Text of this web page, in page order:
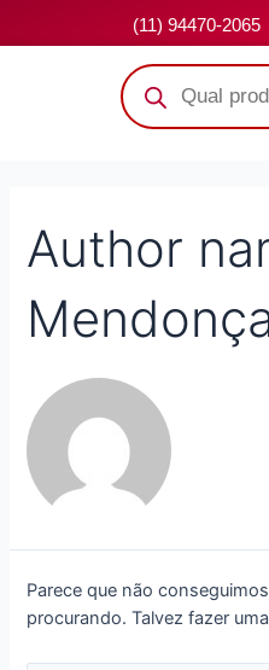
(11) 94470-2065
Author
Parece que não
procurando. Talvez fazer